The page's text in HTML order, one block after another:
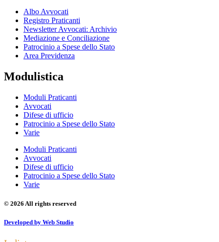
Albo Avvocati
Registro Praticanti
Newsletter Avvocati: Archivio
Mediazione e Conciliazione
Patrocinio a Spese dello Stato
Area Previdenza
Modulistica
Moduli Praticanti
Avvocati
Difese di ufficio
Patrocinio a Spese dello Stato
Varie
Moduli Praticanti
Avvocati
Difese di ufficio
Patrocinio a Spese dello Stato
Varie
© 2026 All rights reserved
Developed by Web Studio